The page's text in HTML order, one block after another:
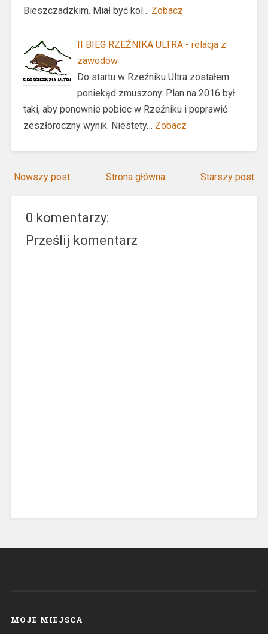
Bieszczadzkim. Miał być kol… Zobacz
II BIEG RZEŹNIKA ULTRA - relacja z
zawodów
Do startu w Rzeźniku Ultra zostałem
poniekąd zmuszony. Plan na 2016 był
taki, aby ponownie pobiec w Rzeźniku i poprawić
zeszłoroczny wynik. Niestety… Zobacz
Nowszy post Starszy post
Strona główna
0 komentarzy:
Prześlij komentarz
MOJE MIEJSCA